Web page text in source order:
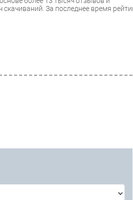
За последнее время